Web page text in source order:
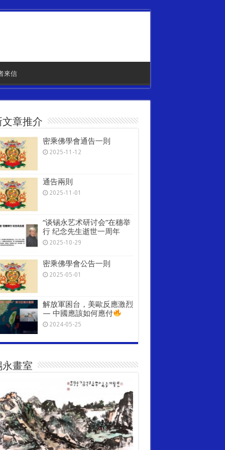
來信
文章推介
密乘佛學會通告一則
2025-11-12
通告兩則
2025-11-01
“谈锡永艺术研讨会”在穗举
行 纪念先生逝世一周年
2025-10-29
密乘佛學會公告一則
2025-05-01
解放軍困台，美歐反應激烈
— 中國應該如何應付
2024-05-25
永畫室